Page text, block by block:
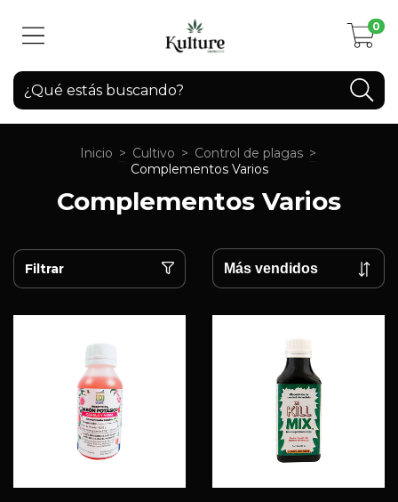
0
Inicio > Cultivo > Control de plagas >
Complementos Varios
Complementos Varios
Filtrar